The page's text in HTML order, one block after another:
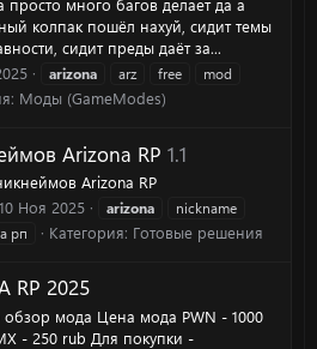
просто много багов делает да а
колпак пошёл нахуй, сидит темы
сидит преды даёт за...
arizona arz free
mod
Моды (GameModes)
Arizona RP 1.1
Arizona RP
10 Ноя 2025 arizona
nickname
рп Категория: Готовые решения
RP 2025
мода Цена мода PWN - 1000
- 250 rub Для покупки -